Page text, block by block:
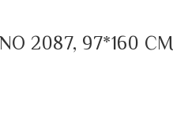
2087, 97*160 СМ